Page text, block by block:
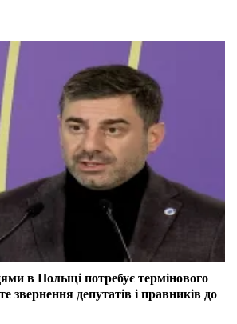
в Польщі потребує термінового
звернення депутатів і правників до